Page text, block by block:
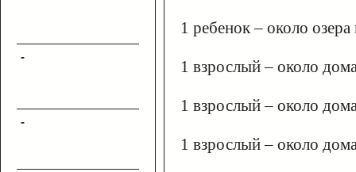
-
-
1 ребенок – около
1 взрослый – около
1 взрослый – около
1 взрослый – около